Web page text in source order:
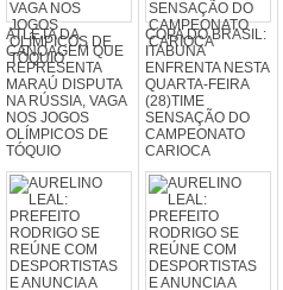
ATLETA DA
CANOAGEM QUE
REPRESENTA
MARAÚ DISPUTA
NA RÚSSIA, VAGA
NOS JOGOS
OLÍMPICOS DE
TÓQUIO
COPA DO BRASIL:
ITABUNA
ENFRENTA NESTA
QUARTA-FEIRA
(28)TIME
SENSAÇÃO DO
CAMPEONATO
CARIOCA